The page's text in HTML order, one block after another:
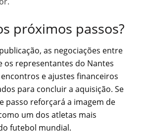
próximos passos?
as negociações entre
os representantes do Nantes
e ajustes financeiros
para concluir a aquisição. Se
passo reforçará a imagem de
um dos atletas mais
futebol mundial.